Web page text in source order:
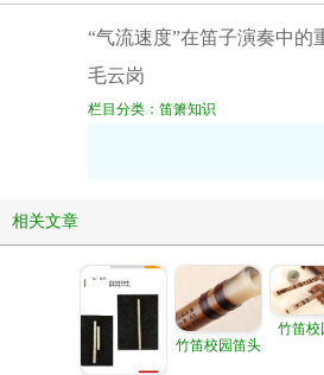
“气流速度”在笛子演奏中
毛云岗
栏目分类：笛箫知识
我们勤劳勇敢的先祖们为
灿烂的笛子艺术时代。
笛子形制的不断革新、结
音色的不断美化、笛子
现、笛子音乐作品的层出不
穷……无不表明中国笛子在
领域里始终处于领先地位。
相关文章
竹笛校园笛头
竹笛校